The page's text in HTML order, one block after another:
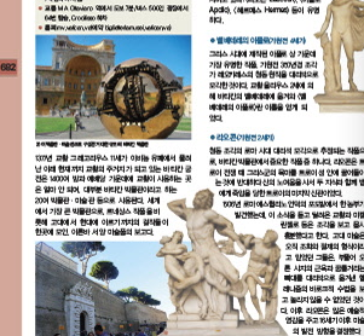
베르사유
퐁텐블로
바르비종
지베르니
투르
de Loire 루아르 고성
sur Oise 오베르 쉬르 우아즈
St. Michel 몽 생 미셸
생 말로
아비뇽